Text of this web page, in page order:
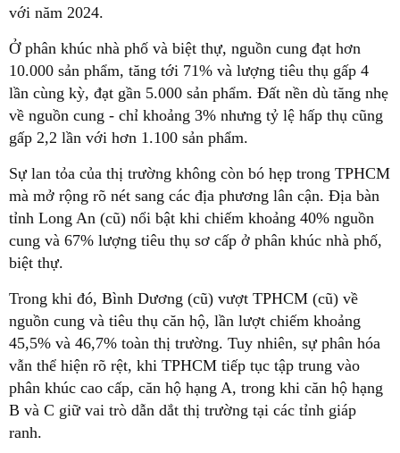
với năm 2024.
Ở phân khúc nhà phố và biệt thự, nguồn cung đạt hơn
10.000 sản phẩm, tăng tới 71% và lượng tiêu thụ gấp 4
lần cùng kỳ, đạt gần 5.000 sản phẩm. Đất nền dù tăng nhẹ
về nguồn cung - chỉ khoảng 3% nhưng tỷ lệ hấp thụ cũng
gấp 2,2 lần với hơn 1.100 sản phẩm.
Sự lan tỏa của thị trường không còn bó hẹp trong TPHCM
mà mở rộng rõ nét sang các địa phương lân cận. Địa bàn
tỉnh Long An (cũ) nổi bật khi chiếm khoảng 40% nguồn
cung và 67% lượng tiêu thụ sơ cấp ở phân khúc nhà phố,
biệt thự.
Trong khi đó, Bình Dương (cũ) vượt TPHCM (cũ) về
nguồn cung và tiêu thụ căn hộ, lần lượt chiếm khoảng
45,5% và 46,7% toàn thị trường. Tuy nhiên, sự phân hóa
vẫn thể hiện rõ rệt, khi TPHCM tiếp tục tập trung vào
phân khúc cao cấp, căn hộ hạng A, trong khi căn hộ hạng
B và C giữ vai trò dẫn dắt thị trường tại các tỉnh giáp
ranh.